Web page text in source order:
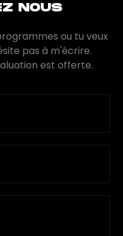
NOUS
ou tu veux
pas à m'écrire.
est offerte.